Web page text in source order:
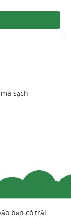
sạch
bạn có trải